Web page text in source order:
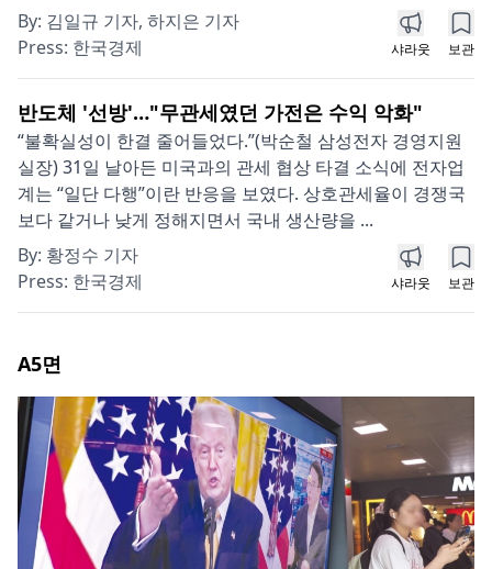
By: 김일규 기자, 하지은 기자
Press: 한국경제 샤라웃 보관
반도체 '선방'…"무관세였던 가전은 수익 악화"
“불확실성이 한결 줄어들었다.”(박순철 삼성전자 경영지원
실장) 31일 날아든 미국과의 관세 협상 타결 소식에 전자업
계는 “일단 다행”이란 반응을 보였다. 상호관세율이 경쟁국
보다 같거나 낮게 정해지면서 국내 생산량을 ...
By: 황정수 기자
Press: 한국경제 샤라웃 보관
A5면